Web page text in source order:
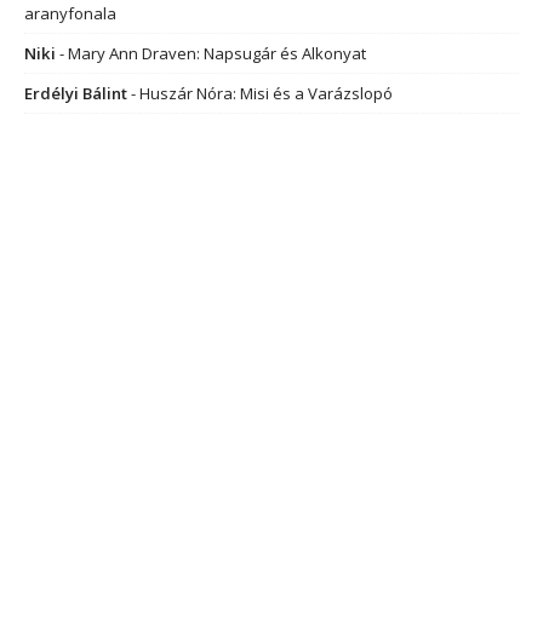
aranyfonala
Niki -Mary Ann Draven: Napsugár és Alkonyat
Erdélyi Bálint-Huszár Nóra: Misi és a Varázslopó